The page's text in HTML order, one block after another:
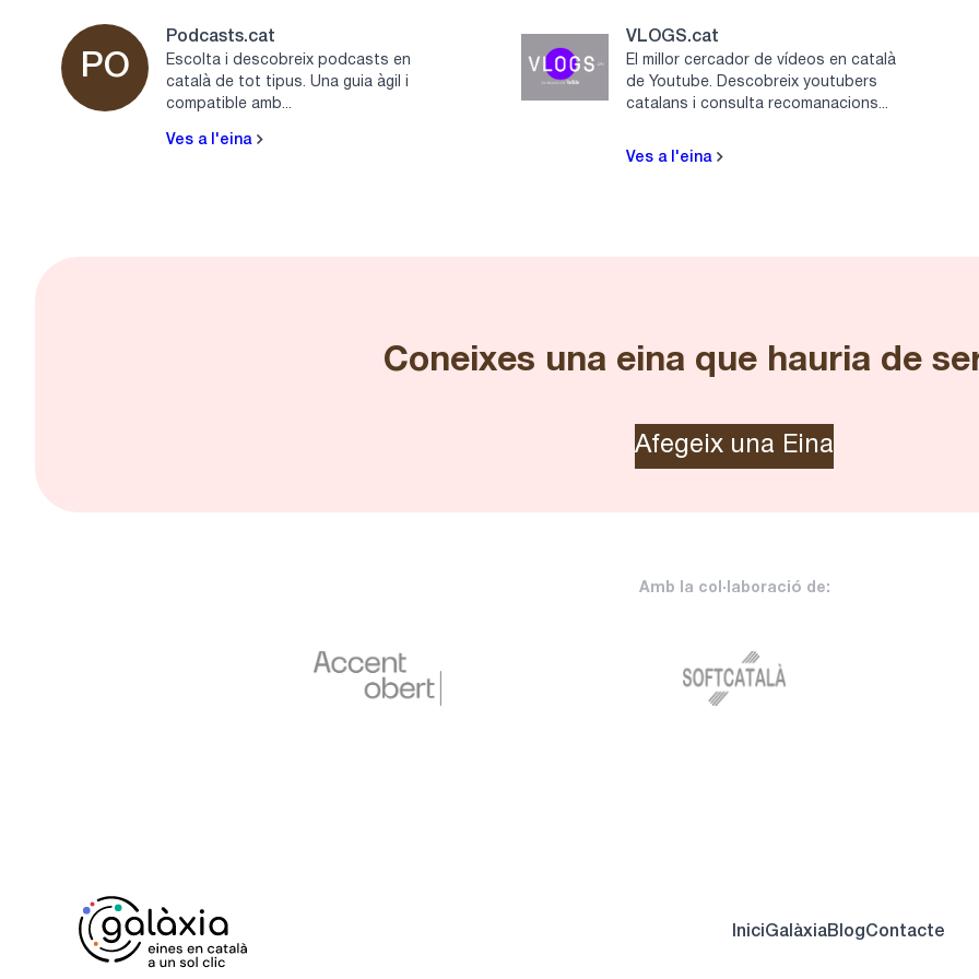
PO
Podcasts.cat
Escolta i descobreix podcasts en
català de tot tipus. Una guia àgil i
compatible amb...
Ves a l'eina
VLOGS.cat
El millor cercador de vídeos en català
de Youtube. Descobreix youtubers
catalans i consulta recomanacions...
Ves a l'eina
Coneixes una eina que hauria de
Afegeix una Eina
Amb la col·laboració de:
Inici GalàxiaBlog Contacte